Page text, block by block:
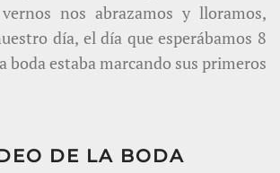
nos abrazamos y lloramos,
día, el día que esperábamos 8
boda estaba marcando sus primeros
DE LA BODA